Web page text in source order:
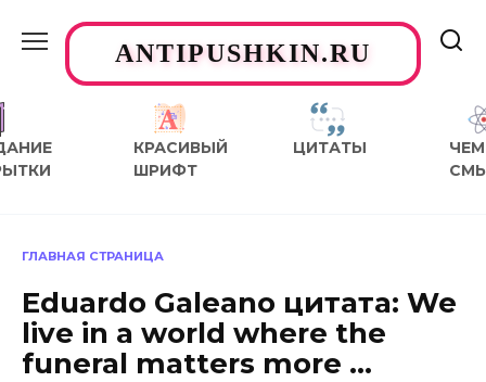
содержаниюANTIPUSHKIN.RU
КРАСИВЫЙ
ШРИФТ
ЦИТАТЫ
ЧЕМ
ГЛАВНАЯ СТРАНИЦА
Eduardo Galeano цитата: We
live in a world where the
funeral matters more …